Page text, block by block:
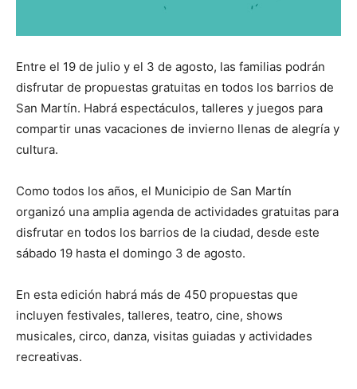
Entre el 19 de julio y el 3 de agosto, las familias podrán
disfrutar de propuestas gratuitas en todos los barrios de
San Martín. Habrá espectáculos, talleres y juegos para
compartir unas vacaciones de invierno llenas de alegría y
cultura.
Como todos los años, el Municipio de San Martín
organizó una amplia agenda de actividades gratuitas para
disfrutar en todos los barrios de la ciudad, desde este
sábado 19 hasta el domingo 3 de agosto.
En esta edición habrá más de 450 propuestas que
incluyen festivales, talleres, teatro, cine, shows
musicales, circo, danza, visitas guiadas y actividades
recreativas.